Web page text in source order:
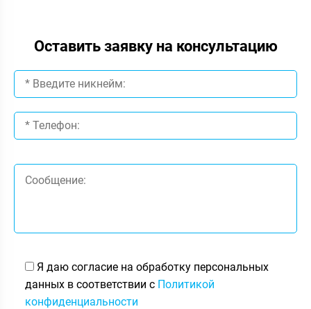
Оставить заявку на консультацию
Я даю согласие на обработку персональных
данных в соответствии с Политикой
конфиденциальности